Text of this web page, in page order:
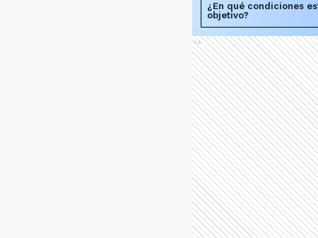
¿En qué condiciones
objetivo?
Ads